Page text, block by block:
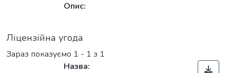
Опис:
Ліцензійна угода
Зараз показуємо 1 - 1 з 1
Назва: